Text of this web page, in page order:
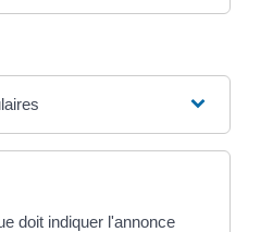
doit indiquer l'annonce